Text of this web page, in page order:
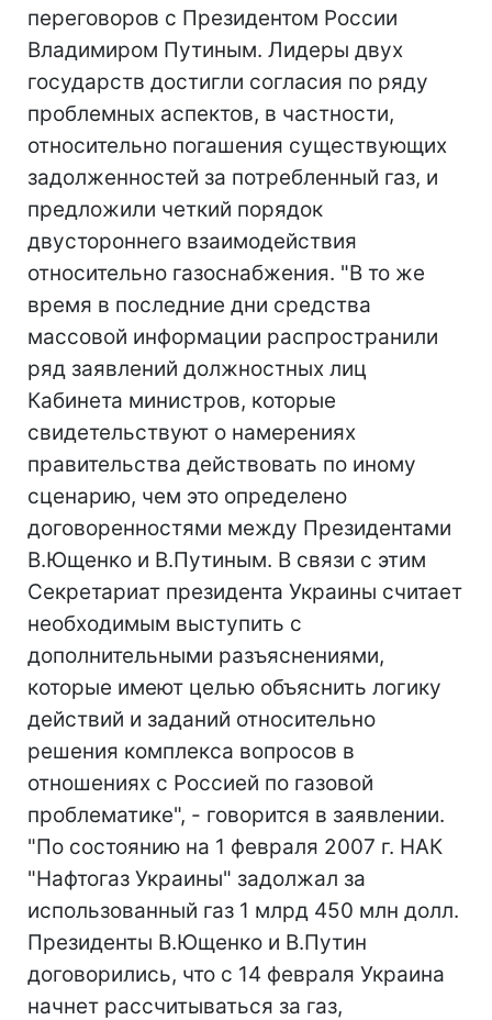
переговоров с Президентом России
Владимиром Путиным. Лидеры двух
государств достигли согласия по ряду
проблемных аспектов, в частности,
относительно погашения существующих
задолженностей за потребленный газ, и
предложили четкий порядок
двустороннего взаимодействия
относительно газоснабжения. "В то же
время в последние дни средства
массовой информации распространили
ряд заявлений должностных лиц
Кабинета министров, которые
свидетельствуют о намерениях
правительства действовать по иному
сценарию, чем это определено
договоренностями между Президентами
В.Ющенко и В.Путиным. В связи с этим
Секретариат президента Украины считает
необходимым выступить с
дополнительными разъяснениями,
которые имеют целью объяснить логику
действий и заданий относительно
решения комплекса вопросов в
отношениях с Россией по газовой
проблематике", - говорится в заявлении.
"По состоянию на 1 февраля 2007 г. НАК
"Нафтогаз Украины" задолжал за
использованный газ 1 млрд 450 млн долл.
Президенты В.Ющенко и В.Путин
договорились, что с 14 февраля Украина
начнет рассчитываться за газ,